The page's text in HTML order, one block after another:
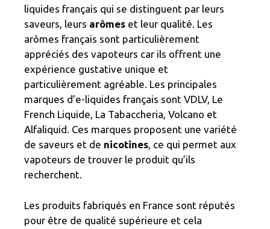
liquides français qui se distinguent par leurs
saveurs, leurs arômes et leur qualité. Les
arômes français sont particulièrement
appréciés des vapoteurs car ils offrent une
expérience gustative unique et
particulièrement agréable. Les principales
marques d’e-liquides français sont VDLV, Le
French Liquide, La Tabaccheria, Volcano et
Alfaliquid. Ces marques proposent une variété
de saveurs et de nicotines, ce qui permet aux
vapoteurs de trouver le produit qu’ils
recherchent.
Les produits fabriqués en France sont réputés
pour être de qualité supérieure et cela